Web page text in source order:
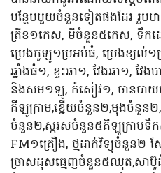
បន្ថែមមួយចំនួនទៀតផងដែរ រួមម
ត្រីខ១កេស, មីចំនួន៥កេស, ទឹក
ប្រេងកូឡូ១ប្រអប់ធំ, ប្រេងខ្យល់១
ឆ្នាំងធំ១, ខ្ទះឆា១, វែងឆា១, វែ
និងសម១ឡូ, កំសៀវ១, ចានបាយ
គីឡូក្រាម,ខ្នើយចំនួន២,មុងចំនួន
ចំនួន២,ស្ករសចំនួន៥គីឡូក្រាមទឹ
FM១គ្រឿង, ថ្មដាក់វិទ្យុចំនួន២ ស្
ច្រាសដុសធ្មេញចំនួន៥ឈុត,សាប៊ូ